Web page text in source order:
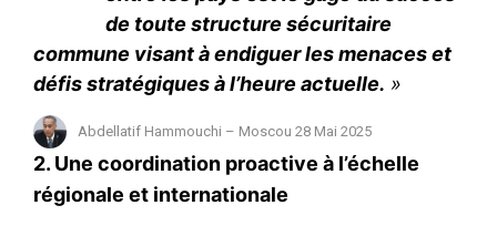
de toute structure sécuritaire
commune visant à endiguer les menaces et
défis stratégiques à l’heure actuelle. »
Abdellatif Hammouchi – Moscou 28 Mai 2025
2. Une coordination proactive à l’échelle
régionale et internationale